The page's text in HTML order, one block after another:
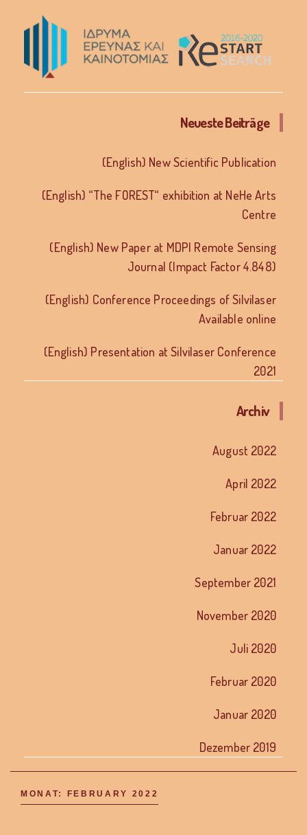
Neueste Beiträge
(English) New Scientific Publication
(English) “The FOREST“ exhibition at NeHe Arts
Centre
(English) New Paper at MDPI Remote Sensing
Journal (Impact Factor 4.848)
(English) Conference Proceedings of Silvilaser
Available online
(English) Presentation at Silvilaser Conference
2021
Archiv
August 2022
April 2022
Februar 2022
Januar 2022
September 2021
November 2020
Juli 2020
Februar 2020
Januar 2020
Dezember 2019
MONAT: FEBRUARY 2022